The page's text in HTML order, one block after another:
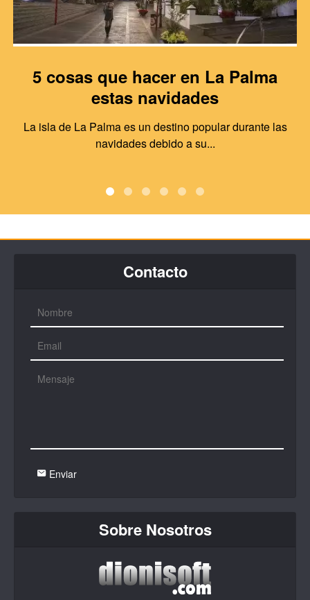
5 cosas que hacer en La Palma
estas navidades
La isla de La Palma es un destino popular durante las
navidades debido a su...
Contacto
Enviar
Sobre Nosotros